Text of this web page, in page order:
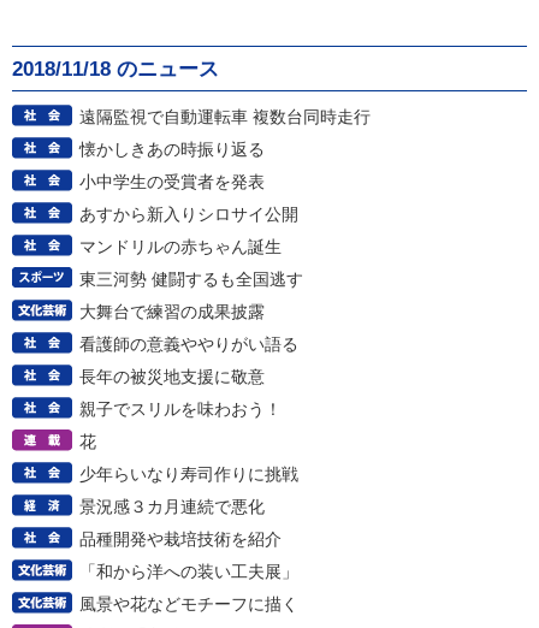
2018/11/18 のニュース
遠隔監視で自動運転車 複数台同時走行
懐かしきあの時振り返る
小中学生の受賞者を発表
あすから新入りシロサイ公開
マンドリルの赤ちゃん誕生
東三河勢 健闘するも全国逃す
大舞台で練習の成果披露
看護師の意義ややりがい語る
長年の被災地支援に敬意
親子でスリルを味わおう！
花
少年らいなり寿司作りに挑戦
景況感３カ月連続で悪化
品種開発や栽培技術を紹介
「和から洋への装い工夫展」
風景や花などモチーフに描く